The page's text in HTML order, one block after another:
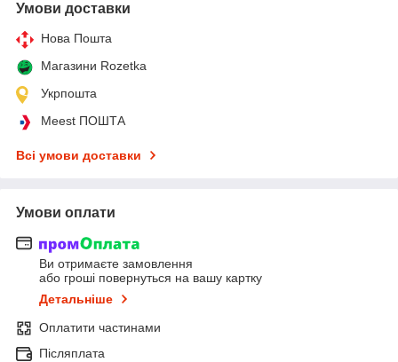
Умови доставки
Нова Пошта
Магазини Rozetka
Укрпошта
Meest ПОШТА
Всі умови доставки
Умови оплати
Ви отримаєте замовлення
або гроші повернуться на вашу картку
Детальніше
Оплатити частинами
Післяплата